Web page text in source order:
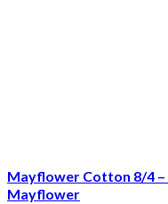
Mayflower Cotton 8/4 –
Mayflower